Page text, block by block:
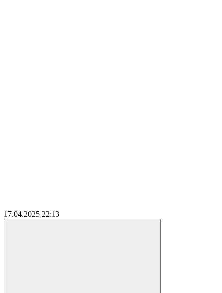
17.04.2025 22:13